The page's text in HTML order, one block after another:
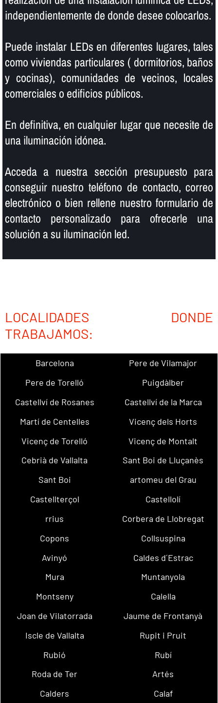
independientemente de donde desee colocarlos.
Puede instalar LEDs en diferentes lugares, tales
como viviendas particulares ( dormitorios, baños
y cocinas), comunidades de vecinos, locales
comerciales o edificios públicos.
En definitiva, en cualquier lugar que necesite de
una iluminación idónea.
Acceda a nuestra sección presupuesto para
conseguir nuestro teléfono de contacto, correo
electrónico o bien rellene nuestro formulario de
contacto personalizado para ofrecerle una
solución a su iluminación led.
LOCALIDADES DONDE
TRABAJAMOS:
Barcelona
Pere de Vilamajor
Pere de Torelló
Puigdàlber
Castellví de Rosanes
Castellví de la Marca
Martí de Centelles
Vicenç dels Horts
Vicenç de Torelló
Vicenç de Montalt
Cebrià de Vallalta
Sant Boi de Lluçanès
Sant Boi
artomeu del Grau
Castellterçol
Castellolí
rrius
Corbera de Llobregat
Copons
Collsuspina
Avinyó
Caldes d´Estrac
Mura
Muntanyola
Montseny
Calella
Joan de Vilatorrada
Jaume de Frontanyà
Iscle de Vallalta
Rupit i Pruit
Rubió
Rubí
Roda de Ter
Artés
Calders
Calaf